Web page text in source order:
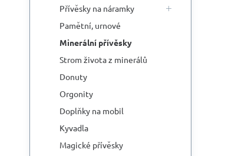
Přívěsky na náramky
Pamětní, urnové
Minerální přívěsky
Strom života z minerálů
Donuty
Orgonity
Doplňky na mobil
Kyvadla
Magické přívěsky